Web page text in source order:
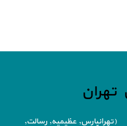
تهران
(تهرانپارس, عظیمیه, رسالت,